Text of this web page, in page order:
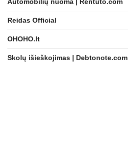
Reidas Official
OHOHO.lt
Skolų išieškojimas | Debtonote.com